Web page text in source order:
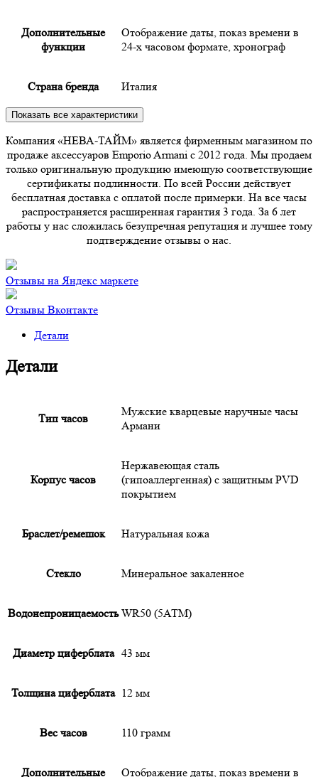
Дополнительные
функции
Отображение даты, показ времени в
24-х часовом формате, хронограф
Страна бренда Италия
Показать все характеристики
Компания «НЕВА-ТАЙМ» является фирменным магазином по
продаже аксессуаров Emporio Armani с 2012 года. Мы продаем
только оригинальную продукцию имеющую соответствующие
сертификаты подлинности. По всей России действует
бесплатная доставка с оплатой после примерки. На все часы
распространяется расширенная гарантия 3 года. За 6 лет
работы у нас сложилась безупречная репутация и лучшее тому
подтверждение отзывы о нас.
Отзывы на Яндекс маркете
Отзывы Вконтакте
Детали
Детали
Тип часов
Мужские кварцевые наручные часы
Армани
Корпус часов
Нержавеющая сталь
(гипоаллергенная) с защитным PVD
покрытием
Браслет/ремешок Натуральная кожа
Cтекло Минеральное закаленное
Водонепроницаемость WR50 (5АТМ)
Диаметр циферблата 43 мм
Толщина циферблата 12 мм
Вес часов 110 грамм
Дополнительные Отображение даты, показ времени в